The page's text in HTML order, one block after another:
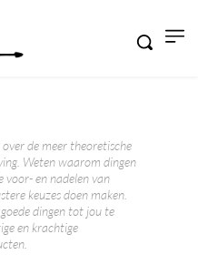
de meer theoretische
Weten waarom dingen
voor- en nadelen van
keuzes doen maken.
dingen tot jou te
en krachtige